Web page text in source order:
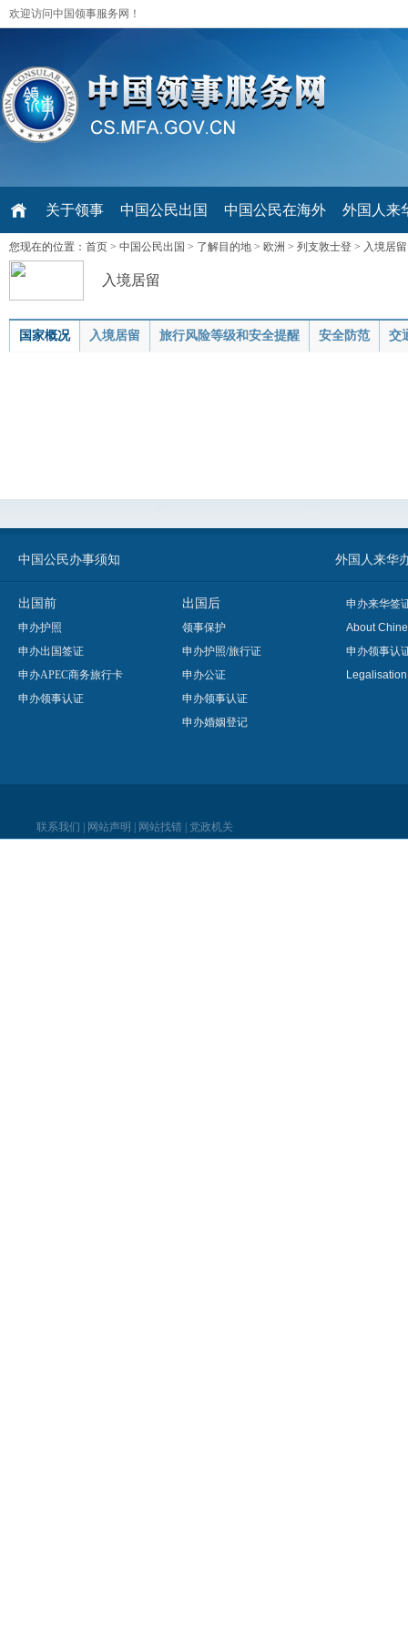
欢迎访问中国领事服务网！
关于领事 中国公民出国 中国公民在海外 外国人来
您现在的位置： 首页 > 中国公民出国 > 了解目的地 > 欧洲 > 列支敦士登 > 入境居留
入境居留
国家概况 入境居留 旅行风险等级和安全提醒 安全防范 交
中国公民办事须知 外国人来华
出国前
申办护照
申办出国签证
申办APEC商务旅行卡
申办领事认证
出国后
领事保护
申办护照/旅行证
申办公证
申办领事认证
申办婚姻登记
申办来华签
About
申办领事认
联系我们 网站声明 网站找错 党政机关